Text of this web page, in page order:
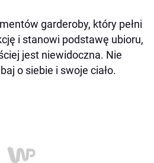
garderoby, który pełni
i stanowi podstawę ubioru,
jest niewidoczna. Nie
o siebie i swoje ciało.